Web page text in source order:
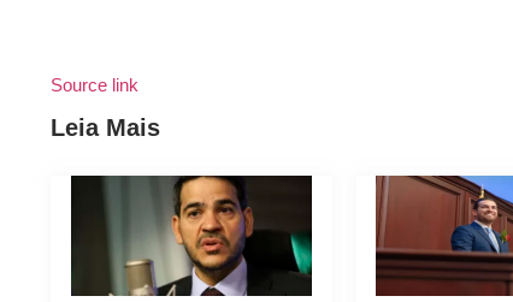
Source link
Leia Mais